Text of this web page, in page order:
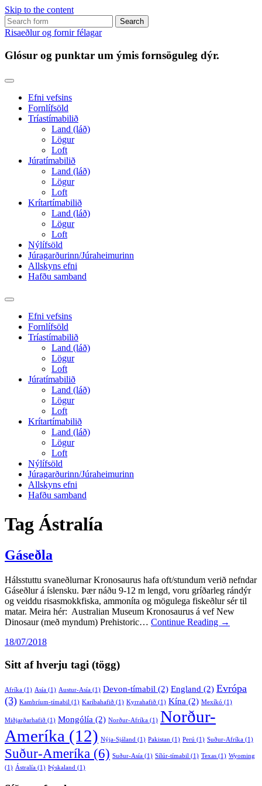
Skip to the content
Search
for:
Risaeðlur og fornir félagar
Glósur og punktar um ýmis fornsöguleg dýr.
Efni vefsins
Fornlífsöld
Tríastímabilið
Land (láð)
Lögur
Loft
Júratímabilið
Land (láð)
Lögur
Loft
Krítartímabilið
Land (láð)
Lögur
Loft
Nýlífsöld
Júragarðurinn/Júraheimurinn
Allskyns efni
Hafðu samband
Toggle
search
field
Efni vefsins
Fornlífsöld
Tríastímabilið
Land (láð)
Lögur
Loft
Júratímabilið
Land (láð)
Lögur
Loft
Krítartímabilið
Land (láð)
Lögur
Loft
Nýlífsöld
Júragarðurinn/Júraheimurinn
Allskyns efni
Hafðu samband
Tag Ástralía
Gáseðla
Hálsstuttu svaneðlurnar Kronosaurus hafa oft/stundum verið nefndar
Gáseðlur á íslensku. Þær náðu 9-12 m lengd, voru gríðarleg rándýr
og veiddu risasmokkfiska, ammoníta og mögulega fiskeðlur sér til
matar. Meira hér: Australian Museum Kronosaurus á vef New
Dinosaur (með myndum) Prehistoric… Continue Reading →
18/07/2018
Sitt af hverju tagi (tögg)
Afríka (1) Asía (1) Austur-Asía (1) Devon-tímabil (2) England (2) Evrópa
(3) Kambríum-tímabil (1) Karíbahafið (1) Kyrrahafið (1) Kína (2) Mexíkó (1)
Miðjarðarhafið (1) Mongólía (2) Norður-Afríka (1) Norður-
Ameríka (12) Nýja-Sjáland (1) Pakistan (1) Perú (1) Suður-Afríka (1)
Suður-Ameríka (6) Suður-Asía (1) Sílúr-tímabil (1) Texas (1) Wyoming
(1) Ástralía (1) Þýskaland (1)